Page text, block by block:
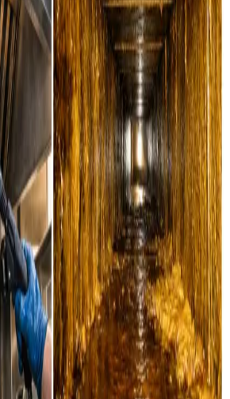
af industrielle ventilationssystemer
og omegn.